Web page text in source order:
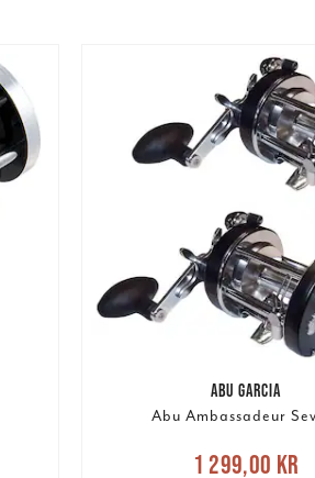
ABU GARCIA
Abu Ambassadeur
Nuvarande pris
1 299,00 kr